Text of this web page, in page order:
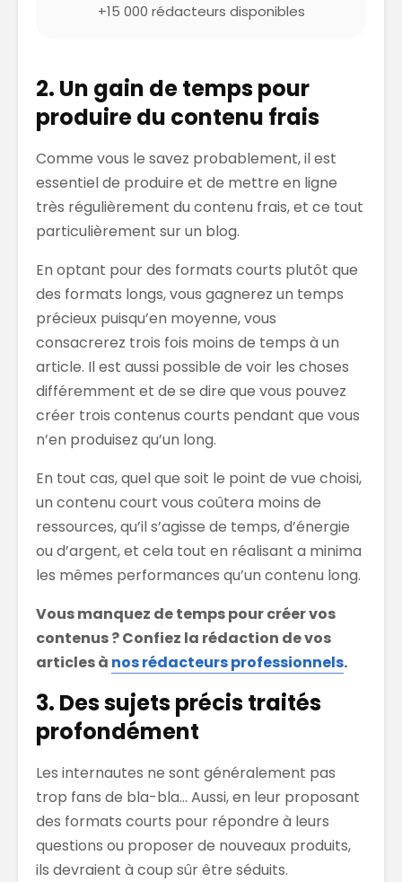
+15 000 rédacteurs disponibles
2. Un gain de temps pour
produire du contenu frais
Comme vous le savez probablement, il est
essentiel de produire et de mettre en ligne
très régulièrement du contenu frais, et ce tout
particulièrement sur un blog.
En optant pour des formats courts plutôt que
des formats longs, vous gagnerez un temps
précieux puisqu’en moyenne, vous
consacrerez trois fois moins de temps à un
article. Il est aussi possible de voir les choses
différemment et de se dire que vous pouvez
créer trois contenus courts pendant que vous
n’en produisez qu’un long.
En tout cas, quel que soit le point de vue choisi,
un contenu court vous coûtera moins de
ressources, qu’il s’agisse de temps, d’énergie
ou d’argent, et cela tout en réalisant a minima
les mêmes performances qu’un contenu long.
Vous manquez de temps pour créer vos
contenus ? Confiez la rédaction de vos
articles à nos rédacteurs professionnels.
3. Des sujets précis traités
profondément
Les internautes ne sont généralement pas
trop fans de bla-bla… Aussi, en leur proposant
des formats courts pour répondre à leurs
questions ou proposer de nouveaux produits,
ils devraient à coup sûr être séduits.